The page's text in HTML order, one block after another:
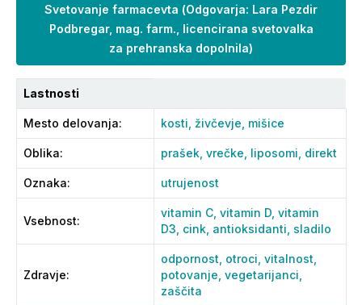
Svetovanje farmacevta (Odgovarja: Lara Pezdir
Podbregar, mag. farm., licencirana svetovalka
za prehranska dopolnila)
Lastnosti
Mesto delovanja: kosti, živčevje, mišice
Oblika: prašek, vrečke, liposomi, direkt
Oznaka: utrujenost
Vsebnost:
vitamin C, vitamin D, vitamin
D3, cink, antioksidanti, sladilo
Zdravje:
odpornost, otroci, vitalnost,
potovanje, vegetarijanci,
zaščita